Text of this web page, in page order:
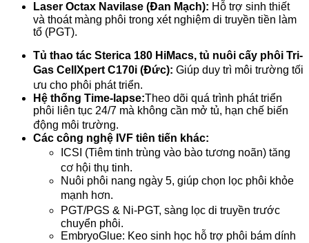
Laser Octax Navilase (Đan Mạch): Hỗ trợ sinh thiết
và thoát màng phôi trong xét nghiệm di truyền tiền làm
tổ (PGT).
Tủ thao tác Sterica 180 HiMacs, tủ nuôi cấy phôi Tri-
Gas CellXpert C170i (Đức): Giúp duy trì môi trường tối
ưu cho phôi phát triển.
Hệ thống Time-lapse:Theo dõi quá trình phát triển
phôi liên tục 24/7 mà không cần mở tủ, hạn chế biến
động môi trường.
Các công nghệ IVF tiên tiến khác:
ICSI (Tiêm tinh trùng vào bào tương noãn) tăng
cơ hội thụ tinh.
Nuôi phôi nang ngày 5, giúp chọn lọc phôi khỏe
mạnh hơn.
PGT/PGS & Ni-PGT, sàng lọc di truyền trước
chuyển phôi.
EmbryoGlue: Keo sinh học hỗ trợ phôi bám dính